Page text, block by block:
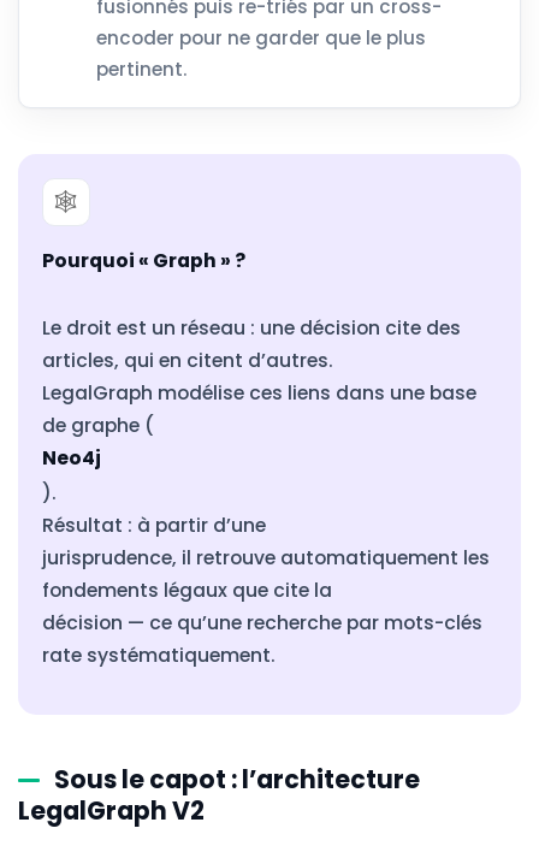
fusionnés puis re-triés par un cross-
encoder pour ne garder que le plus
pertinent.
🕸️
Pourquoi « Graph » ?
Le droit est un réseau : une décision cite des
articles, qui en citent d’autres.
LegalGraph modélise ces liens dans une base
de graphe (
Neo4j
).
Résultat : à partir d’une
jurisprudence, il retrouve automatiquement les
fondements légaux que cite la
décision — ce qu’une recherche par mots-clés
rate systématiquement.
Sous le capot : l’architecture
LegalGraph V2